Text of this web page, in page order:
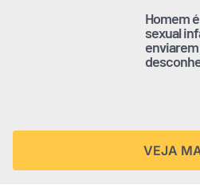
Homem
sexual
VEJA